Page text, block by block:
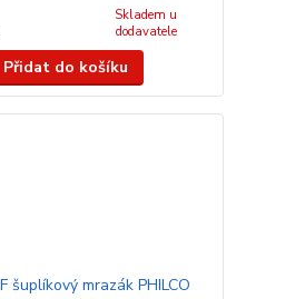
Skladem u
dodavatele
Přidat do košíku